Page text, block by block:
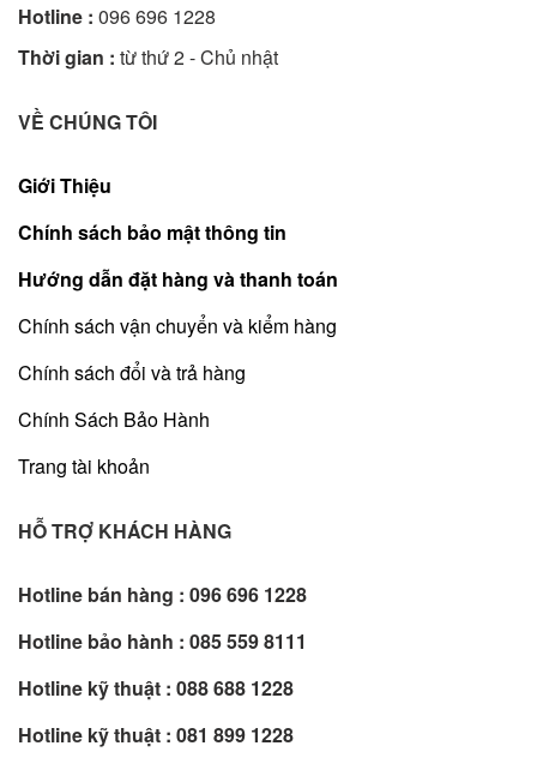
Hotline : 096 696 1228
Thời gian : từ thứ 2 - Chủ nhật
VỀ CHÚNG TÔI
Giới Thiệu
Chính sách bảo mật thông tin
Hướng dẫn đặt hàng và thanh toán
Chính sách vận chuyển và kiểm hàng
Chính sách đổi và trả hàng
Chính Sách Bảo Hành
Trang tài khoản
HỖ TRỢ KHÁCH HÀNG
Hotline bán hàng : 096 696 1228
Hotline bảo hành : 085 559 8111
Hotline kỹ thuật : 088 688 1228
Hotline kỹ thuật : 081 899 1228